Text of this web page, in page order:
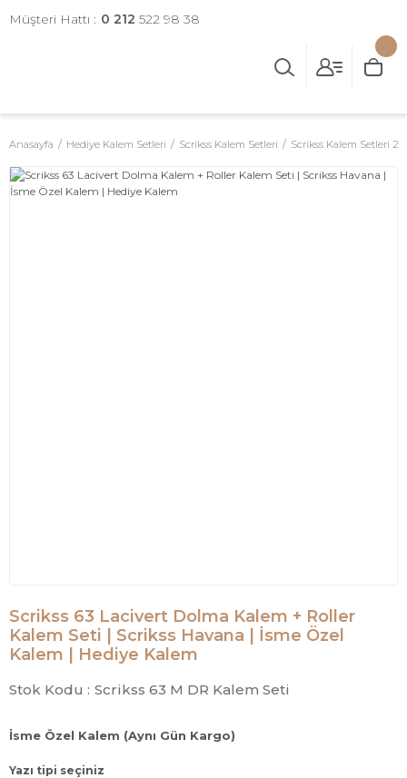
Müşteri Hattı : 0 212 522 98 38
Anasayfa Hediye Kalem Setleri Scrikss Kalem Setleri Scrikss Kalem Setleri 2'li
Scrikss 63 Lacivert Dolma Kalem + Roller
Kalem Seti | Scrikss Havana | İsme Özel
Kalem | Hediye Kalem
Stok Kodu : Scrikss 63 M DR Kalem Seti
İsme Özel Kalem (Aynı Gün Kargo)
Yazı tipi seçiniz